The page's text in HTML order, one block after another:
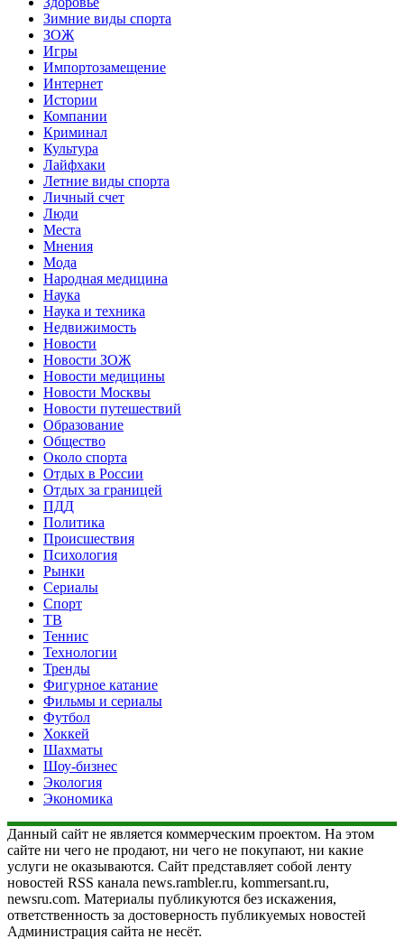
Зимние виды спорта
ЗОЖ
Игры
Импортозамещение
Интернет
Истории
Компании
Криминал
Культура
Лайфхаки
Летние виды спорта
Личный счет
Люди
Места
Мнения
Мода
Народная медицина
Наука
Наука и техника
Недвижимость
Новости
Новости ЗОЖ
Новости медицины
Новости Москвы
Новости путешествий
Образование
Общество
Около спорта
Отдых в России
Отдых за границей
ПДД
Политика
Происшествия
Психология
Рынки
Сериалы
Спорт
ТВ
Теннис
Технологии
Тренды
Фигурное катание
Фильмы и сериалы
Футбол
Хоккей
Шахматы
Шоу-бизнес
Экология
Экономика
Данный сайт не является коммерческим проектом. На этом
сайте ни чего не продают, ни чего не покупают, ни какие
услуги не оказываются. Сайт представляет собой ленту
новостей RSS канала news.rambler.ru, kommersant.ru,
newsru.com. Материалы публикуются без искажения,
ответственность за достоверность публикуемых новостей
Администрация сайта не несёт.